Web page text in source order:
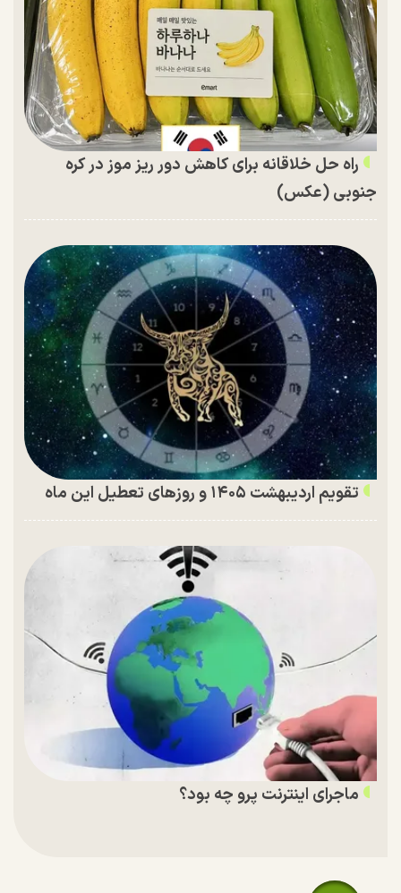
راه حل خلاقانه برای کاهش دور ریز موز در کره
جنوبی (عکس)
تقویم اردیبهشت ۱۴۰۵ و روز‌های تعطیل این ماه
ماجرای اینترنت پرو چه بود؟